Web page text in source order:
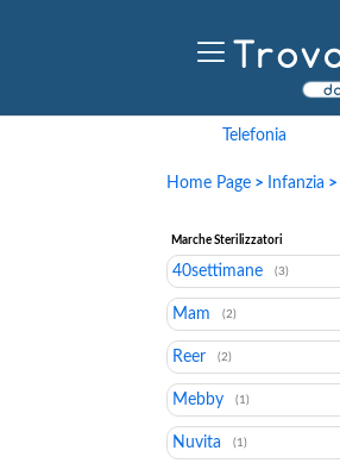
Telefonia
Home Page > Infanzia >
Marche Sterilizzatori
40settimane (3)
Mam (2)
Reer (2)
Mebby (1)
Nuvita (1)